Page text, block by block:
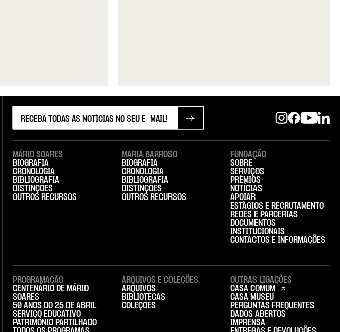
MÁRIO SOARES
BIOGRAFIA
CRONOLOGIA
BIBLIOGRAFIA
DISTINÇÕES
OUTROS RECURSOS
MARIA BARROSO
BIOGRAFIA
CRONOLOGIA
BIBLIOGRAFIA
DISTINÇÕES
OUTROS RECURSOS
FUNDAÇÃO
SOBRE
SERVIÇOS
PRÉMIOS
NOTÍCIAS
APOIAR
ESTÁGIOS E RECRUTAMENTO
REDES E PARCERIAS
DOCUMENTOS
INSTITUCIONAIS
CONTACTOS E INFORMAÇÕES
PROGRAMAÇÃO
CENTENÁRIO DE MÁRIO
SOARES
50 ANOS DO 25 DE ABRIL
SERVIÇO EDUCATIVO
PATRIMÓNIO PARTILHADO
ARQUIVOS E COLEÇÕES
ARQUIVOS
BIBLIOTECAS
COLEÇÕES
OUTRAS LIGAÇÕES
CASA COMUM
CASA MUSEU
PERGUNTAS FREQUENTES
DADOS ABERTOS
IMPRENSA